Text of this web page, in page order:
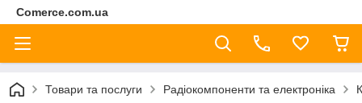
Comerce.com.ua
Товари та послуги Радіокомпоненти та електроніка